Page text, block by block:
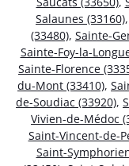
Salaunes (33160),
(33480), Sainte-
Sainte-Foy-la-
Sainte-Florence
du-Mont (33410),
de-Soudiac (33920),
Vivien-de-Médoc
Saint-Vincent-de-
Saint-